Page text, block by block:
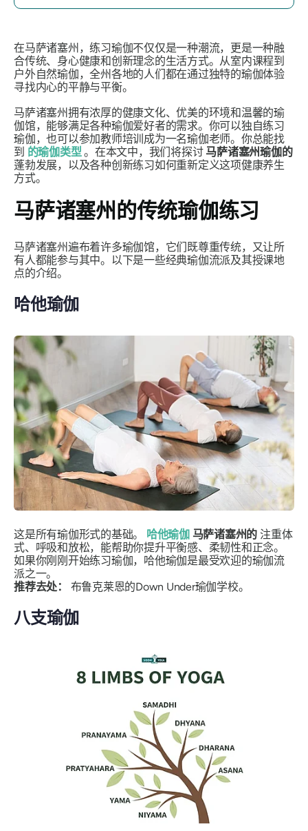
在马萨诸塞州，练习瑜伽不仅仅是一种潮流，更是一种融
合传统、身心健康和创新理念的生活方式。从室内课程到
户外自然瑜伽，全州各地的人们都在通过独特的瑜伽体验
寻找内心的平静与平衡。
马萨诸塞州拥有浓厚的健康文化、优美的环境和温馨的瑜
伽馆，能够满足各种瑜伽爱好者的需求。你可以独自练习
瑜伽，也可以参加教师培训成为一名瑜伽老师。你总能找
到 的瑜伽类型。在本文中，我们将探讨 马萨诸塞州瑜伽的
蓬勃发展，以及各种创新练习如何重新定义这项健康养生
方式。
马萨诸塞州的传统瑜伽练习
马萨诸塞州遍布着许多瑜伽馆，它们既尊重传统，又让所
有人都能参与其中。以下是一些经典瑜伽流派及其授课地
点的介绍。
哈他瑜伽
这是所有瑜伽形式的基础。 哈他瑜伽马萨诸塞州的 注重体
式、呼吸和放松，能帮助你提升平衡感、柔韧性和正念。
如果你刚刚开始练习瑜伽，哈他瑜伽是最受欢迎的瑜伽流
派之一。
推荐去处：
布鲁克莱恩的Down Under瑜伽学校。
八支瑜伽